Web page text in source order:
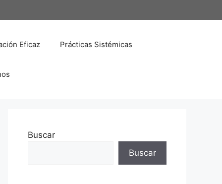
Eficaz Prácticas Sistémicas
Buscar
Buscar